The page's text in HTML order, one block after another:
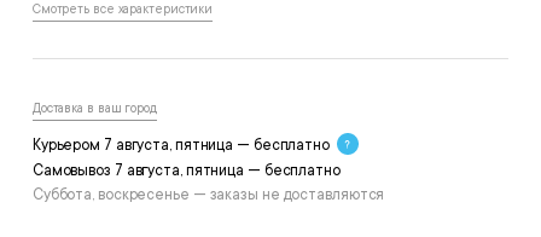
Смотреть все характеристики
Доставка в ваш город
Курьером 7 августа, пятница — бесплатно
Самовывоз 7 августа, пятница — бесплатно
Суббота, воскресенье — заказы не доставляются